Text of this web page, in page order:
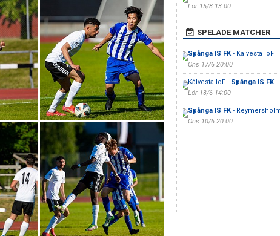
Lör 15/8 13:00
SPELADE MATCHER
Spånga IS FK- Kälvesta IoF
Ons 17/6 20:00
Kälvesta IoF - Spånga IS FK
Lör 13/6 14:00
Spånga IS FK-
Ons 10/6 20:00